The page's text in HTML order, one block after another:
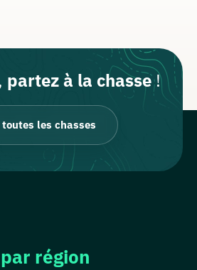
partez à la chasse!
toutes les chasses
région